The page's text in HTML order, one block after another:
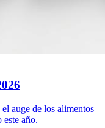
auge de los alimentos
año.